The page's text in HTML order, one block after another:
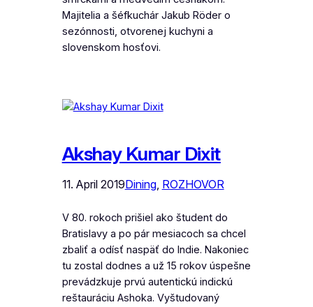
Majitelia a šéfkuchár Jakub Röder o
sezónnosti, otvorenej kuchyni a
slovenskom hosťovi.
Akshay Kumar Dixit
11. April 2019Dining, ROZHOVOR
V 80. rokoch prišiel ako študent do
Bratislavy a po pár mesiacoch sa chcel
zbaliť a odísť naspäť do Indie. Nakoniec
tu zostal dodnes a už 15 rokov úspešne
prevádzkuje prvú autentickú indickú
reštauráciu Ashoka. Vyštudovaný